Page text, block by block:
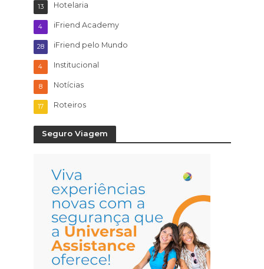
Hotelaria
13
iFriend Academy
4
iFriend pelo Mundo
28
Institucional
4
Notícias
8
Roteiros
17
Seguro Viagem